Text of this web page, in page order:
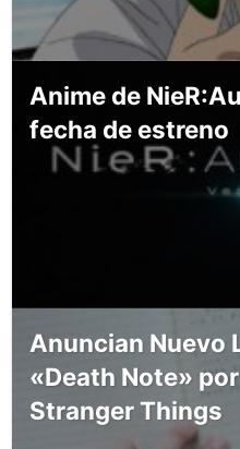
Anime de
fecha de estreno
Anuncian Nuevo
«Death Note»
Stranger Things